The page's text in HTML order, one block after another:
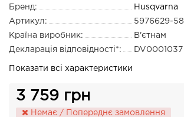
Бренд:
Husqvarna
Артикул:
5976629-58
Країна виробник:
В'єтнам
Декларація відповідності*:
DV0001037
Показати всі характеристики
3 759 грн
Немає / Попереднє замовлення